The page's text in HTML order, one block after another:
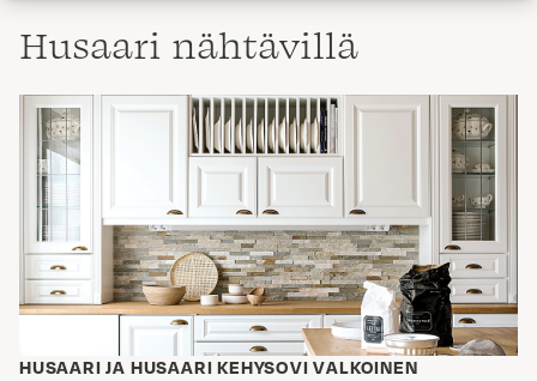
Husaari nähtävillä
HUSAARI JA HUSAARI KEHYSOVI VALKOINEN